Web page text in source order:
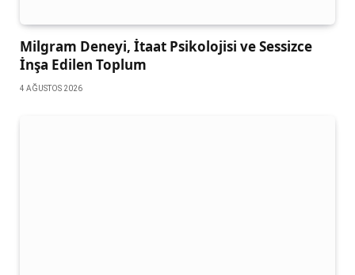
Milgram Deneyi, İtaat Psikolojisi ve Sessizce
İnşa Edilen Toplum
4 AĞUSTOS 2026